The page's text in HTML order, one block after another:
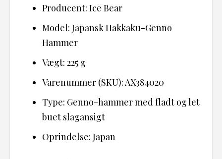
Producent: Ice Bear
Model: Japansk Hakkaku-Genno
Hammer
Vægt: 225 g
Varenummer (SKU): AX384020
Type: Genno-hammer med fladt og let
buet slagansigt
Oprindelse: Japan